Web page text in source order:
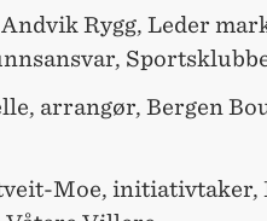
Rygg, Leder
arrangør, Bergen
Moe, initiativtaker,